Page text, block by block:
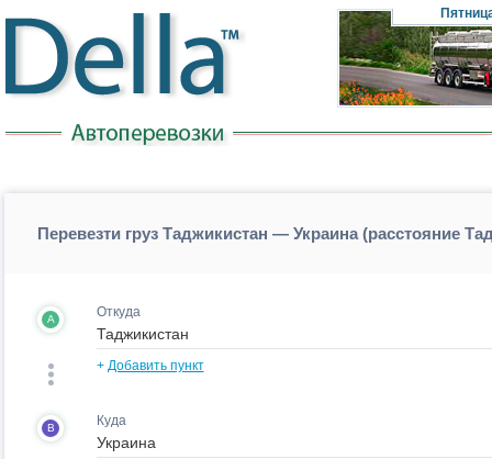
Перевезти груз Таджикистан — Украина (расстояние
A Откуда
+ Добавить пункт
B Куда